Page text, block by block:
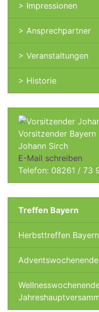
> Impressionen
> Ansprechpartner
> Veranstaltungen
> Historie
Vorsitzender Bayern
Johann Sirch
E-Mail schreiben
Telefon: 08261 / 73
Treffen Bayern
Herbsttreffen